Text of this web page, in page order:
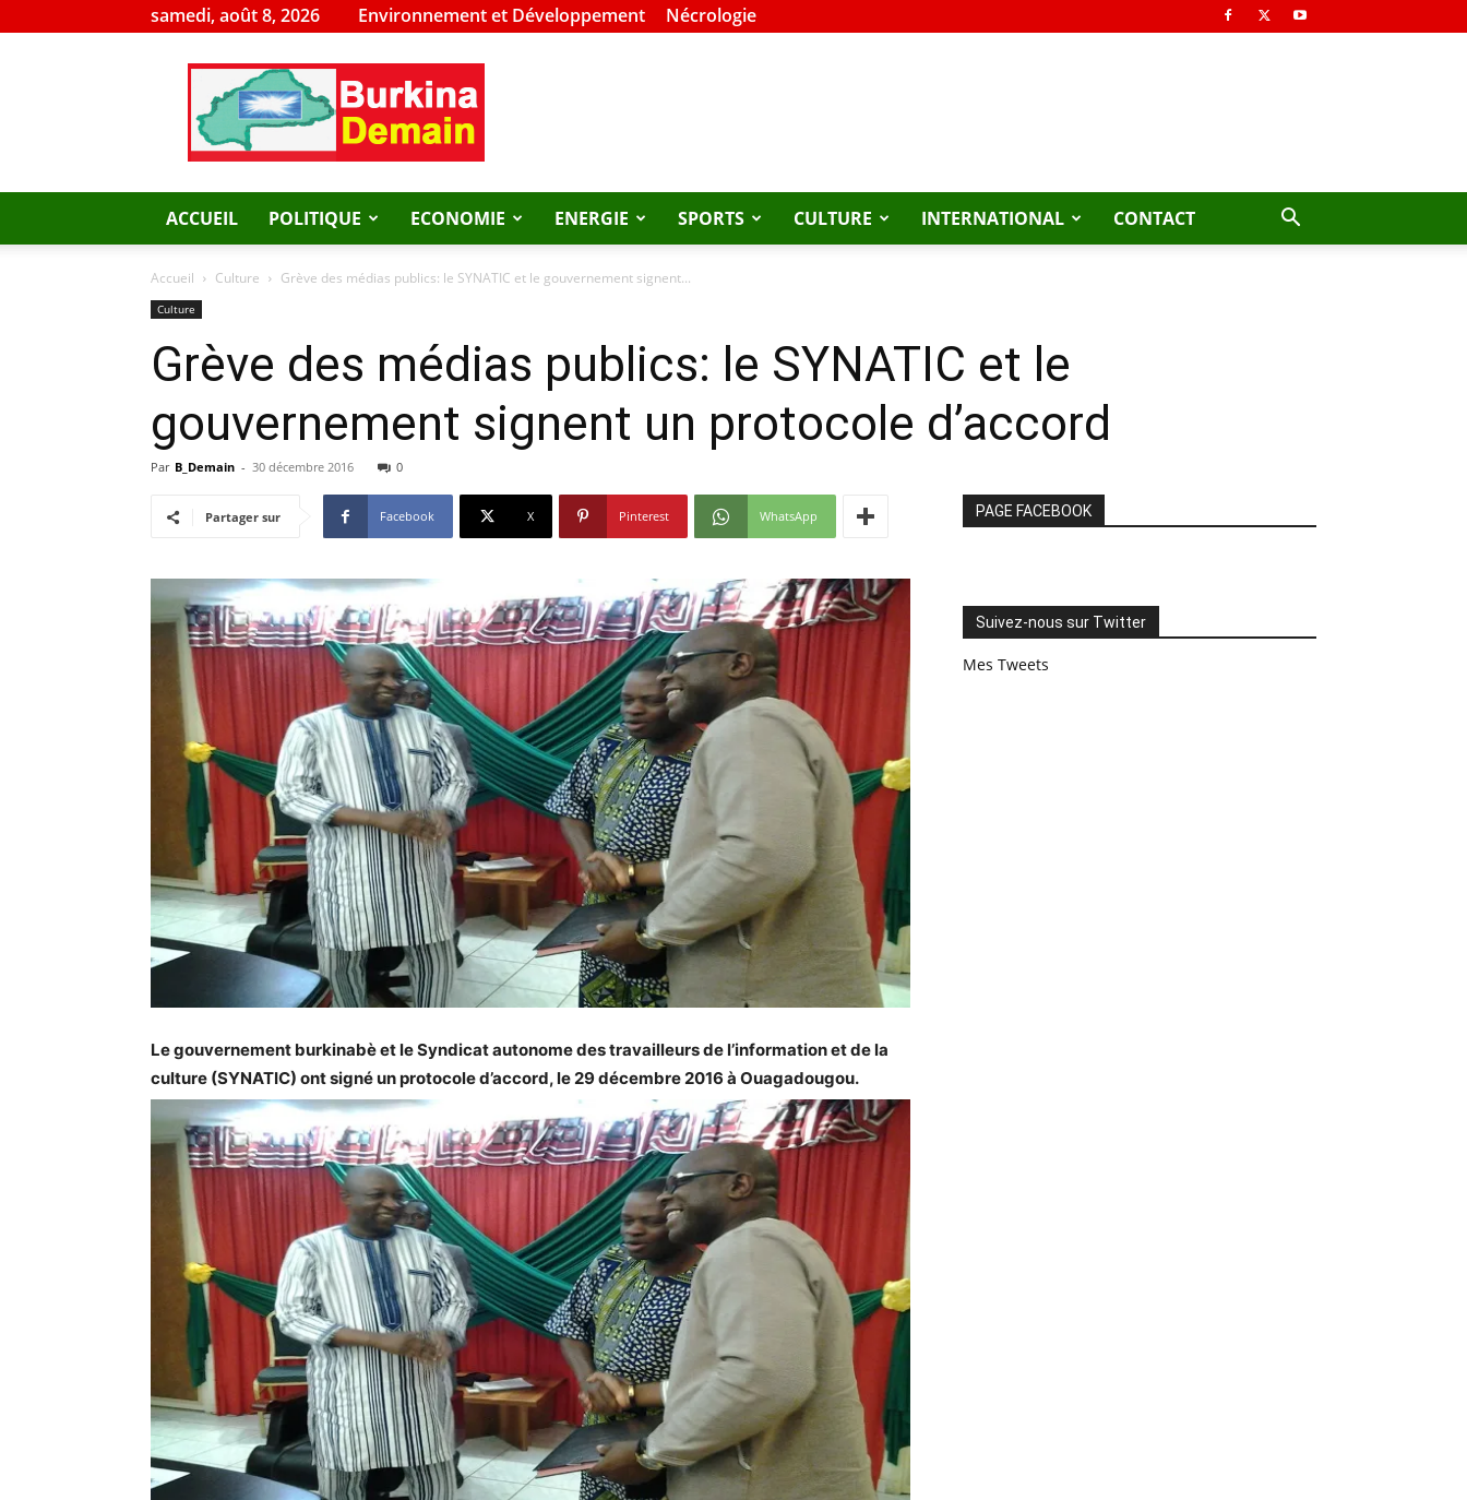
samedi, août 8, 2026 Environnement et Développement Nécrologie
Burkina
Demain
ACCUEIL POLITIQUE ECONOMIE ENERGIE SPORTS CULTURE INTERNATIONAL CONTACT
Accueil Culture Grève des médias publics: le SYNATIC et le gouvernement signent...
Culture
Grève des médias publics: le SYNATIC et le
gouvernement signent un protocole d’accord
Par B_Demain - 30 décembre 2016 0
Partager sur Facebook X Pinterest WhatsApp
Le gouvernement burkinabè et le Syndicat autonome des travailleurs de l’information et de la
culture (SYNATIC) ont signé un protocole d’accord, le 29 décembre 2016 à Ouagadougou.
PAGE FACEBOOK
Suivez-nous sur Twitter
Mes Tweets